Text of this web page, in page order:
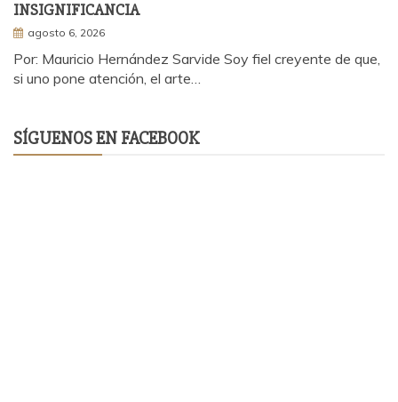
INSIGNIFICANCIA
agosto 6, 2026
Por: Mauricio Hernández Sarvide Soy fiel creyente de que,
si uno pone atención, el arte…
SÍGUENOS EN FACEBOOK